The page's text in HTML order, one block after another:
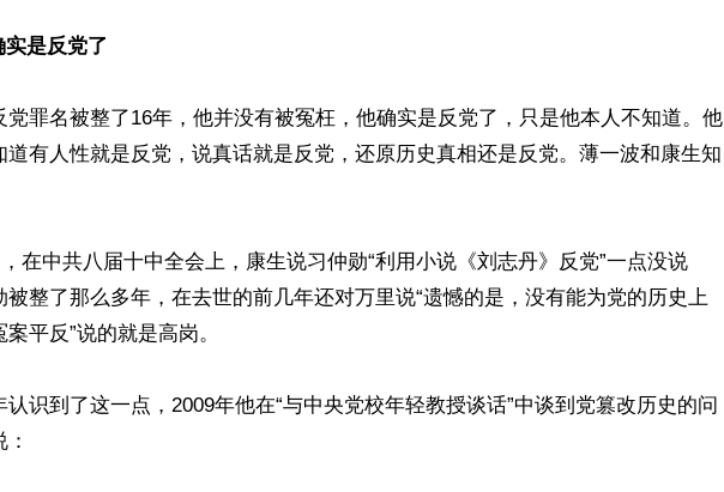
是反党了
党罪名被整了16年，他并没有被冤枉，他确实是反党了，只是他本人不知道。他
道有人性就是反党，说真话就是反党，还原历史真相还是反党。薄一波和康生知
在中共八届十中全会上，康生说习仲勋“利用小说《刘志丹》反党”一点没说
被整了那么多年，在去世的前几年还对万里说“遗憾的是，没有能为党的历史上
平反”说的就是高岗。
认识到了这一点，2009年他在“与中央党校年轻教授谈话”中谈到党篡改历史的问